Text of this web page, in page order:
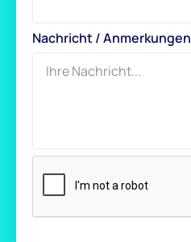
Nachricht / Anmerkungen